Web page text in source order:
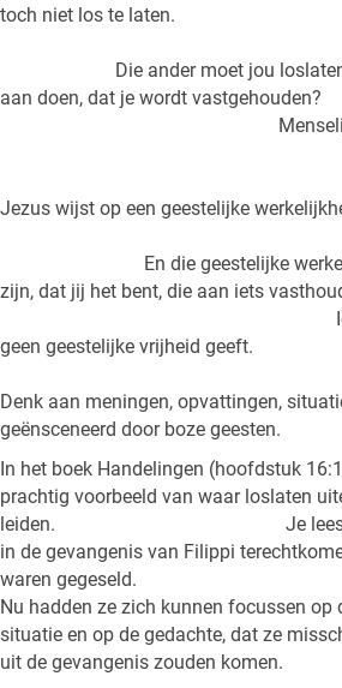
toch niet los
Die ander moet jou loslaten!Jij
aan doen, dat je wordt
Menselijk
Jezus wijst op een
En die geestelijke
zijn, dat jij het bent, die
Iets wat
geen geestelijke
Denk aan meningen, opvattingen,
geënsceneerd door boze geesten.
In het boek Handelingen (hoofdstuk
prachtig voorbeeld van waar loslaten
leiden. Je leest, dat
in de gevangenis van Filippi
waren
Nu hadden ze zich kunnen focussen op
situatie en op de gedachte, dat ze
uit de gevangenis